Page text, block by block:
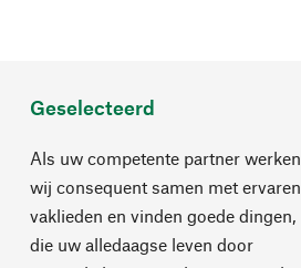
Geselecteerd
Als uw competente partner werken
wij consequent samen met ervaren
vaklieden en vinden goede dingen,
die uw alledaagse leven door